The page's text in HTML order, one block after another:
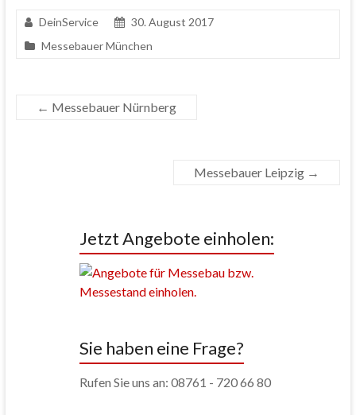
DeinService
30. August 2017
Messebauer München
← Messebauer Nürnberg
Messebauer Leipzig →
Jetzt Angebote einholen:
Sie haben eine Frage?
Rufen Sie uns an: 08761 - 720 66 80